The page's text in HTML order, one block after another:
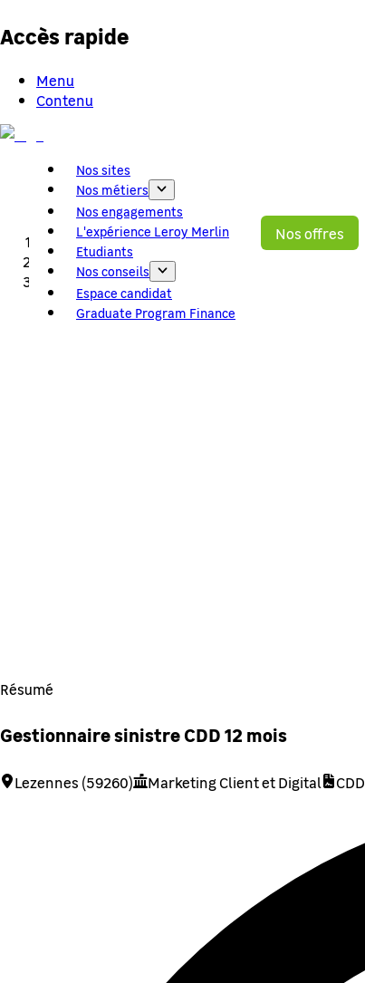
Accès rapide
Menu
Contenu
Nos sites
Nos métiers
Nos engagements
L'expérience Leroy Merlin
Etudiants
Nos conseils
Espace candidat
Graduate Program Finance
Nos offres
Accueil
Nos offres
Gestionnaire sinistre CDD 12 mois
Résumé
Gestionnaire sinistre CDD 12 mois
Lezennes (59260) Marketing Client et Digital CDD